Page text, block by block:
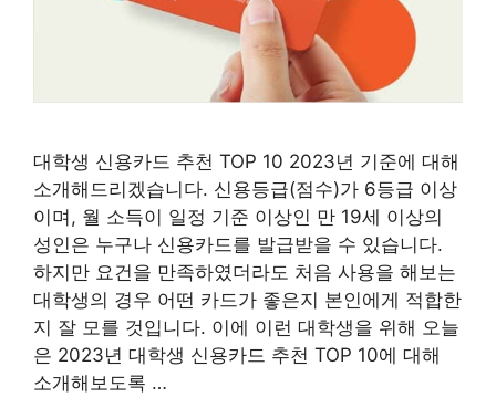
대학생 신용카드 추천 TOP 10 2023년 기준에 대해
소개해드리겠습니다. 신용등급(점수)가 6등급 이상
이며, 월 소득이 일정 기준 이상인 만 19세 이상의
성인은 누구나 신용카드를 발급받을 수 있습니다.
하지만 요건을 만족하였더라도 처음 사용을 해보는
대학생의 경우 어떤 카드가 좋은지 본인에게 적합한
지 잘 모를 것입니다. 이에 이런 대학생을 위해 오늘
은 2023년 대학생 신용카드 추천 TOP 10에 대해
소개해보도록 …